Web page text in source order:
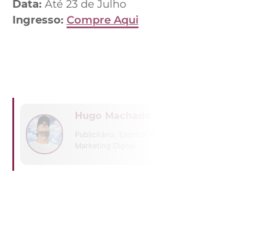
Data: Até 23 de Julho
Ingresso: Compre Aqui
Hugo Machado
Publicitário, Escritor e CEO da Host
Marketing Digital